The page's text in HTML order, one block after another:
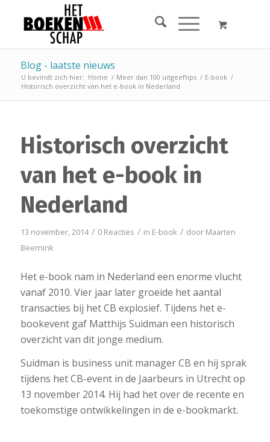
Blog - laatste nieuws
U bevindt zich hier: Home / Meer dan 100 uitgeeftips / E-book /
Historisch overzicht van het e-book in Nederland
Historisch overzicht
van het e-book in
Nederland
13 november, 2014 / 0 Reacties / in E-book / door Maarten
Beernink
Het e-book nam in Nederland een enorme vlucht
vanaf 2010. Vier jaar later groeide het aantal
transacties bij het CB explosief. Tijdens het e-
bookevent gaf Matthijs Suidman een historisch
overzicht van dit jonge medium.
Suidman is business unit manager CB en hij sprak
tijdens het CB-event in de Jaarbeurs in Utrecht op
13 november 2014. Hij had het over de recente en
toekomstige ontwikkelingen in de e-bookmarkt.